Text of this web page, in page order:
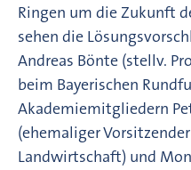
Ringen um die Zukunft
sehen die
Andreas Bönte (stellv.
beim Bayerischen
Akademiemitgliedern
(ehemaliger
Landwirtschaft) und